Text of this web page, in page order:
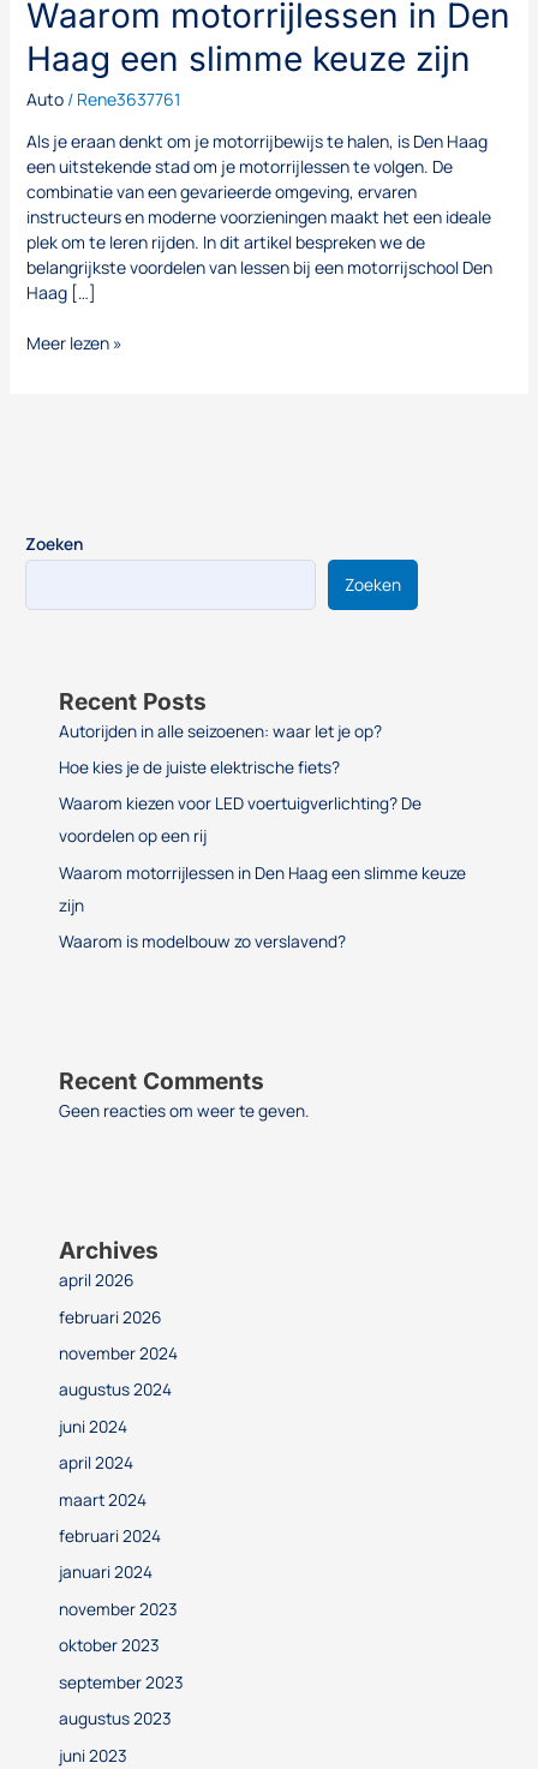
Waarom motorrijlessen in Den
Haag een slimme keuze zijn
Auto/ Rene3637761
Als je eraan denkt om je motorrijbewijs te halen, is Den Haag
een uitstekende stad om je motorrijlessen te volgen. De
combinatie van een gevarieerde omgeving, ervaren
instructeurs en moderne voorzieningen maakt het een ideale
plek om te leren rijden. In dit artikel bespreken we de
belangrijkste voordelen van lessen bij een motorrijschool Den
Haag […]
Meer lezen »
Zoeken
Zoeken
Recent Posts
Autorijden in alle seizoenen: waar let je op?
Hoe kies je de juiste elektrische fiets?
Waarom kiezen voor LED voertuigverlichting? De
voordelen op een rij
Waarom motorrijlessen in Den Haag een slimme keuze
zijn
Waarom is modelbouw zo verslavend?
Recent Comments
Geen reacties om weer te geven.
Archives
april 2026
februari 2026
november 2024
augustus 2024
juni 2024
april 2024
maart 2024
februari 2024
januari 2024
november 2023
oktober 2023
september 2023
augustus 2023
juni 2023